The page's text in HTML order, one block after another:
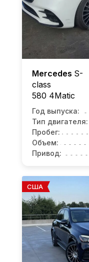
Mercedes S-
class
580 4Matic
Год выпуска:
Тип двигателя:
Пробег:
Объем:
Привод:
США